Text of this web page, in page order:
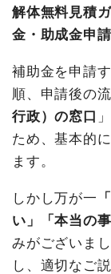
解体無料見積
金・助成金申
補助金を申請
順、申請後の
行政）の窓口
ため、基本的
ます。
しかし万が一
い」「本当の
みがございま
し、適切なご